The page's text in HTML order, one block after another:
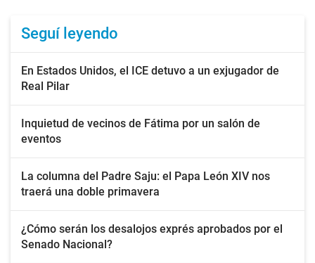
Seguí leyendo
En Estados Unidos, el ICE detuvo a un exjugador de
Real Pilar
Inquietud de vecinos de Fátima por un salón de
eventos
La columna del Padre Saju: el Papa León XIV nos
traerá una doble primavera
¿Cómo serán los desalojos exprés aprobados por el
Senado Nacional?